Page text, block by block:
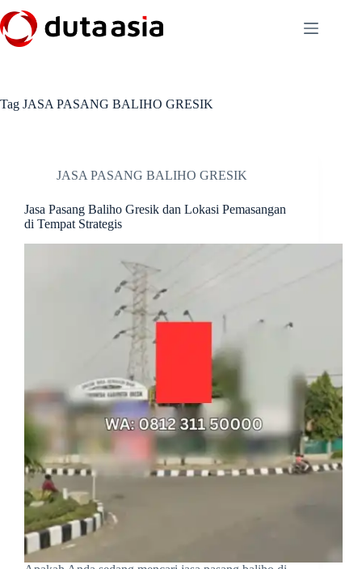
to
content
Tag JASA PASANG BALIHO GRESIK
JASA PASANG BALIHO GRESIK
Jasa Pasang Baliho Gresik dan Lokasi Pemasangan
di Tempat Strategis